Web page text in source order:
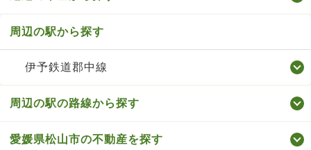
周辺の駅から探す
伊予鉄道郡中線
周辺の駅の路線から探す
愛媛県松山市の不動産を探す